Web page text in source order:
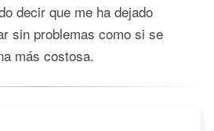
decir que me ha dejado
sin problemas como si se
más costosa.